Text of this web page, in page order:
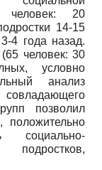
человек: 20
14-15
4 года назад.
человек: 30
условно
анализ
позволил
положительно
социально-